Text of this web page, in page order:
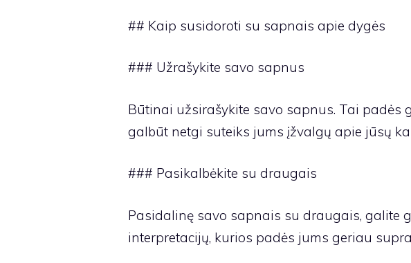
## Kaip susidoroti su sapnais apie dygės
### Užrašykite savo sapnus
Būtinai užsirašykite savo sapnus. Tai padės
galbūt netgi suteiks jums įžvalgų apie jūsų
### Pasikalbėkite su draugais
Pasidalinę savo sapnais su draugais, galite
interpretacijų, kurios padės jums geriau